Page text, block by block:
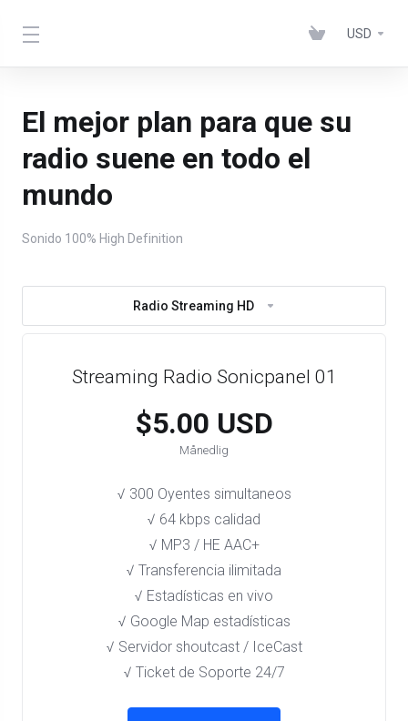
USD
El mejor plan para que su
radio suene en todo el
mundo
Sonido 100% High Definition
Radio Streaming HD
Streaming Radio Sonicpanel 01
$5.00 USD
Månedlig
√ 300 Oyentes simultaneos
√ 64 kbps calidad
√ MP3 / HE AAC+
√ Transferencia ilimitada
√ Estadísticas en vivo
√ Google Map estadísticas
√ Servidor shoutcast / IceCast
√ Ticket de Soporte 24/7